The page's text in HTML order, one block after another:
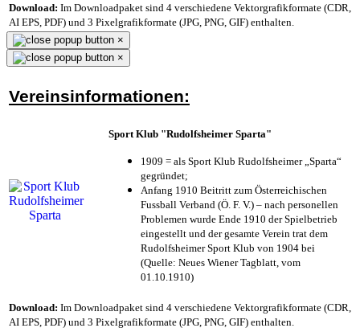
Download: Im Downloadpaket sind 4 verschiedene Vektorgrafikformate (CDR,
AI EPS, PDF) und 3 Pixelgrafikformate (JPG, PNG, GIF) enthalten.
×
×
Vereinsinformationen:
Sport Klub "Rudolfsheimer Sparta"
1909 = als Sport Klub Rudolfsheimer „Sparta“
gegründet;
Anfang 1910 Beitritt zum Österreichischen
Fussball Verband (Ö. F. V.) – nach personellen
Problemen wurde Ende 1910 der Spielbetrieb
eingestellt und der gesamte Verein trat dem
Rudolfsheimer Sport Klub von 1904 bei
(Quelle: Neues Wiener Tagblatt, vom
01.10.1910)
Download: Im Downloadpaket sind 4 verschiedene Vektorgrafikformate (CDR,
AI EPS, PDF) und 3 Pixelgrafikformate (JPG, PNG, GIF) enthalten.